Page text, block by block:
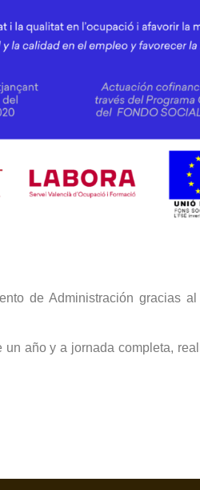
de Administración gracias
año y a jornada completa,